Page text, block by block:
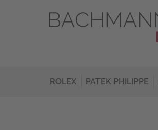
ROLEX PATEK PHILIPPE